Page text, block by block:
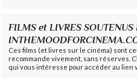
FILMS et LIVRES SOUTENUS
Ces films (et livres sur le cinéma) sont
recommande vivement, sans réserves.
qui vous intéresse pour accéder au lien